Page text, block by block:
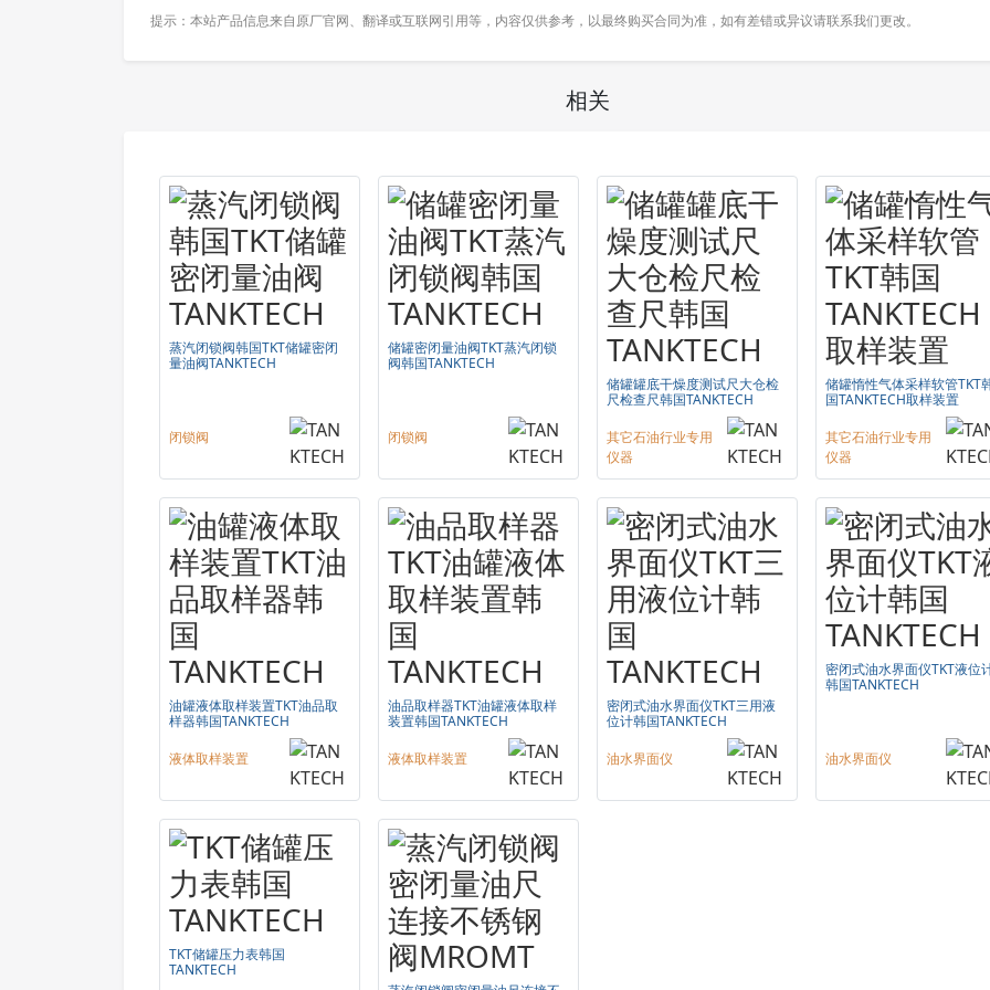
提示：本站产品信息来自原厂官网、翻译或互联网引用等，内容仅供参考，以最终购买合同为准，如有差错或异议请联系我们更改。
相关
蒸汽闭锁阀韩国TKT储罐密闭
量油阀TANKTECH
闭锁阀
储罐密闭量油阀TKT蒸汽闭锁
阀韩国TANKTECH
闭锁阀
储罐罐底干燥度测试尺大仓检
尺检查尺韩国TANKTECH
其它石油行业专用
仪器
储罐惰性气体采样软管TKT
国TANKTECH取样装置
其它石油行业专用
仪器
油罐液体取样装置TKT油品取
样器韩国TANKTECH
液体取样装置
油品取样器TKT油罐液体取样
装置韩国TANKTECH
液体取样装置
密闭式油水界面仪TKT三用液
位计韩国TANKTECH
油水界面仪
密闭式油水界面仪TKT液位
韩国TANKTECH
油水界面仪
TKT储罐压力表韩国
TANKTECH